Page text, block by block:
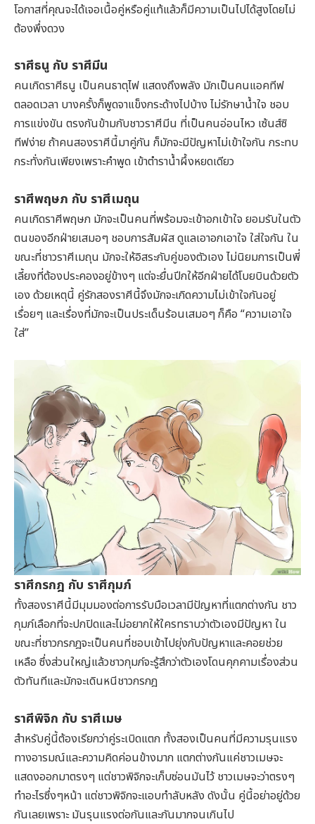
โอกาสที่คุณจะได้เจอเนื้อคู่หรือคู่แท้แล้วก็มีความเป็นไปได้สูงโดยไม่
ต้องพึ่งดวง
ราศีธนู กับ ราศีมีน
คนเกิดราศีธนู เป็นคนธาตุไฟ แสดงถึงพลัง มักเป็นคนแอคทีฟ
ตลอดเวลา บางครั้งก็พูดจาแข็งกระด้างไปบ้าง ไม่รักษาน้ำใจ ชอบ
การแข่งขัน ตรงกันข้ามกับชาวราศีมีน ที่เป็นคนอ่อนไหว เซ้นส์ซิ
ทีฟง่าย ถ้าคนสองราศีนี้มาคู่กัน ก็มักจะมีปัญหาไม่เข้าใจกัน กระทบ
กระทั่งกันเพียงเพราะคำพูด เข้าตำราน้ำผึ้งหยดเดียว
ราศีพฤษภ กับ ราศีเมถุน
คนเกิดราศีพฤษภ มักจะเป็นคนที่พร้อมจะเข้าอกเข้าใจ ยอมรับในตัว
ตนของอีกฝ่ายเสมอๆ ชอบการสัมผัส ดูแลเอาอกเอาใจ ใส่ใจกัน ใน
ขณะที่ชาวราศีเมถุน มักจะให้อิสระกับคู่ของตัวเอง ไม่นิยมการเป็นพี่
เลี้ยงที่ต้องประคองอยู่ข้างๆ แต่จะยื่นปีกให้อีกฝ่ายได้โบยบินด้วยตัว
เอง ด้วยเหตุนี้ คู่รักสองราศีนี้จึงมักจะเกิดความไม่เข้าใจกันอยู่
เรื่อยๆ และเรื่องที่มักจะเป็นประเด็นร้อนเสมอๆ ก็คือ “ความเอาใจ
ใส่”
ราศีกรกฎ กับ ราศีกุมภ์
ทั้งสองราศีนี้มีมุมมองต่อการรับมือเวลามีปัญหาที่แตกต่างกัน ชาว
กุมภ์เลือกที่จะปกปิดและไม่อยากให้ใครทราบว่าตัวเองมีปัญหา ใน
ขณะที่ชาวกรกฎจะเป็นคนที่ชอบเข้าไปยุ่งกับปัญหาและคอยช่วย
เหลือ ซึ่งส่วนใหญ่แล้วชาวกุมภ์จะรู้สึกว่าตัวเองโดนคุกคามเรื่องส่วน
ตัวทันทีและมักจะเดินหนีชาวกรกฎ
ราศีพิจิก กับ ราศีเมษ
สำหรับคู่นี้ต้องเรียกว่าคู่ระเบิดแตก ทั้งสองเป็นคนที่มีความรุนแรง
ทางอารมณ์และความคิดค่อนข้างมาก แตกต่างกันแค่ชาวเมษจะ
แสดงออกมาตรงๆ แต่ชาวพิจิกจะเก็บซ่อนมันไว้ ชาวเมษจะว่าตรงๆ
ทำอะไรซึ่งๆหน้า แต่ชาวพิจิกจะแอบทำลับหลัง ดังนั้น คู่นี้อย่าอยู่ด้วย
กันเลยเพราะ มันรุนแรงต่อกันและกันมากจนเกินไป